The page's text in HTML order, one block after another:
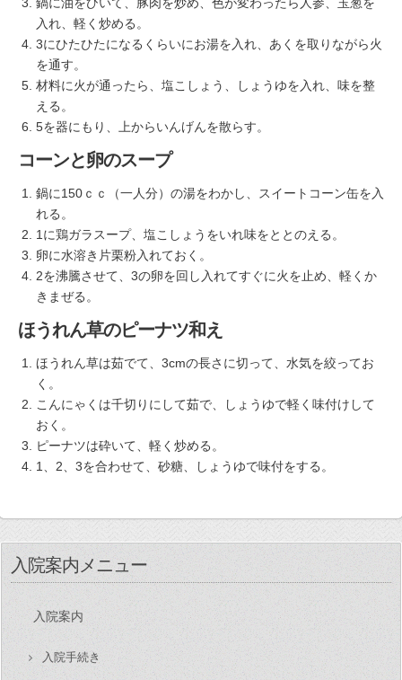
入れ、軽く炒める。
3にひたひたになるくらいにお湯を入れ、あくを取りながら火
を通す。
材料に火が通ったら、塩こしょう、しょうゆを入れ、味を整
える。
5を器にもり、上からいんげんを散らす。
コーンと卵のスープ
鍋に150ｃｃ（一人分）の湯をわかし、スイートコーン缶を入
れる。
1に鶏ガラスープ、塩こしょうをいれ味をととのえる。
卵に水溶き片栗粉入れておく。
2を沸騰させて、3の卵を回し入れてすぐに火を止め、軽くか
きまぜる。
ほうれん草のピーナツ和え
ほうれん草は茹でて、3cmの長さに切って、水気を絞ってお
く。
こんにゃくは千切りにして茹で、しょうゆで軽く味付けして
おく。
ピーナツは砕いて、軽く炒める。
1、2、3を合わせて、砂糖、しょうゆで味付をする。
入院案内メニュー
入院案内
入院手続き